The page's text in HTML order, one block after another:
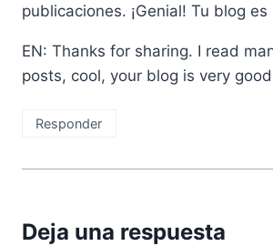
publicaciones. ¡Genial! Tu blog
EN: Thanks for sharing. I read
posts, cool, your blog is very
Responder
Deja una respuesta